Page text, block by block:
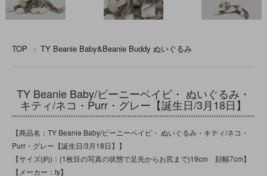
TOP > TY Beanie Baby&Beanie Buddy ぬいぐるみ
TY Beanie Baby/ビーニーベイビ・ ぬいぐるみ・
キティ/ネコ・Purr・グレー【誕生日/3月18日】
【商品名：TY Beanie Baby/ビーニーベイビ・ ぬいぐるみ・キティ/ネコ・
Purr・グレー【誕生日/3月18日】】
【サイズ(約)：(1枚目の写真の状態で足先からお尻まで)19cm 顔幅7cm】
【メーカー：ty】